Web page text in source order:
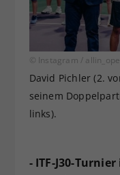
© Instagram /
David Pichler (2.
seinem
links).
- ITF-J30-